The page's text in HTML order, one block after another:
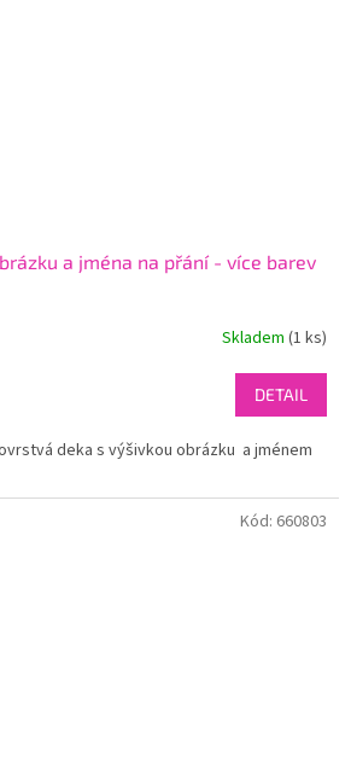
a jména na přání - více barev
Skladem (1 ks)
DETAIL
deka s výšivkou obrázku a jménem
Kód: 660803